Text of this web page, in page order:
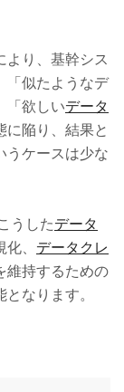
より、基幹シス
「似たようなデ
「欲しいデータ
に陥り、結果と
うケースは少な
うしたデータ
、 データクレ
維持するための
なります。